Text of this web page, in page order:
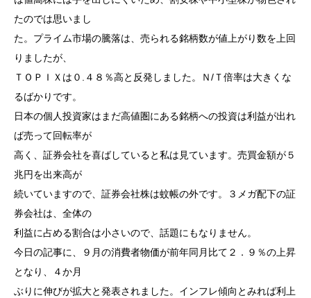
たのでは思いまし
た。プライム市場の騰落は、売られる銘柄数が値上がり数を上回
りましたが、
ＴＯＰＩＸは０.４８％高と反発しました。Ｎ/Ｔ倍率は大きくな
るばかりです。
日本の個人投資家はまだ高値圏にある銘柄への投資は利益が出れ
ば売って回転率が
高く、証券会社を喜ばしていると私は見ています。売買金額が５
兆円を出来高が
続いていますので、証券会社株は蚊帳の外です。３メガ配下の証
券会社は、全体の
利益に占める割合は小さいので、話題にもなりません。
今日の記事に、９月の消費者物価が前年同月比て２．９％の上昇
となり、４か月
ぶりに伸びが拡大と発表されました。インフレ傾向とみれば利上